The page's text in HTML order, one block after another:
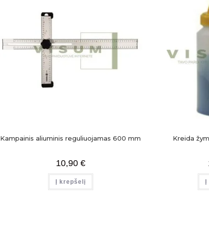
Kampainis aliuminis reguliuojamas 600 mm
10,90 €
Į krepšelį
Kreida